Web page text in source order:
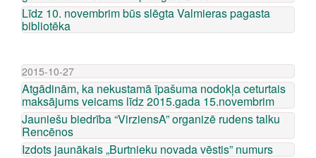
Līdz 10. novembrim būs slēgta Valmieras pagasta
bibliotēka
2015-10-27
Atgādinām, ka nekustamā īpašuma nodokļa ceturtais
maksājums veicams līdz 2015.gada 15.novembrim
Jauniešu biedrība “VirziensA” organizē rudens talku
Rencēnos
Izdots jaunākais „Burtnieku novada vēstis” numurs